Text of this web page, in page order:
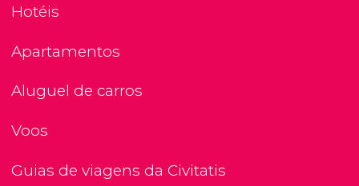
Hotéis
Apartamentos
Aluguel de carros
Voos
Guias de viagens da Civitatis